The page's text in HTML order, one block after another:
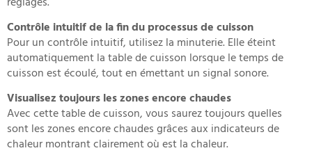
Contrôle intuitif de la fin du processus de cuisson
Pour un contrôle intuitif, utilisez la minuterie. Elle éteint
automatiquement la table de cuisson lorsque le temps de
cuisson est écoulé, tout en émettant un signal sonore.
Visualisez toujours les zones encore chaudes
Avec cette table de cuisson, vous saurez toujours quelles
sont les zones encore chaudes grâces aux indicateurs de
chaleur montrant clairement où est la chaleur.